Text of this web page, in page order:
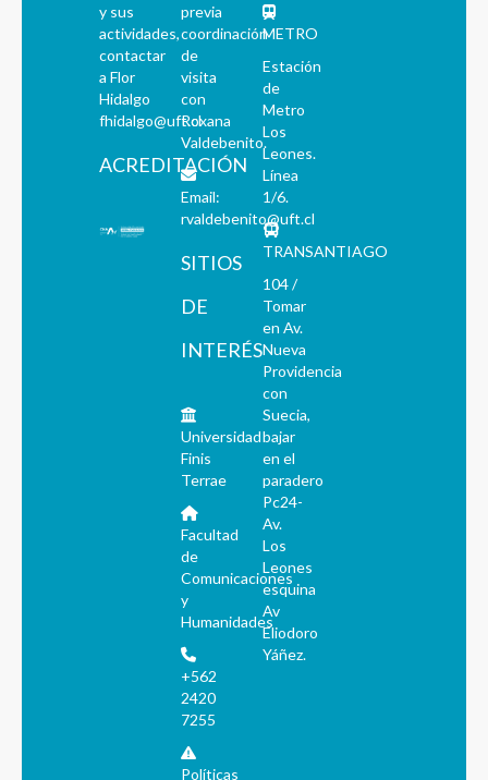
y sus
actividades,
contactar
a Flor
Hidalgo
fhidalgo@uft.cl
ACREDITACIÓN
previa
coordinación
de
visita
con
Roxana
Valdebenito.
Email:
rvaldebenito@uft.cl
SITIOS
DE
INTERÉS
Universidad
Finis
Terrae
Facultad
de
Comunicaciones
y
Humanidades
+562
2420
7255
Políticas
METRO
Estación
de
Metro
Los
Leones.
Línea
1/6.
TRANSANTIAGO
104 /
Tomar
en Av.
Nueva
Providencia
con
Suecia,
bajar
en el
paradero
Pc24-
Av.
Los
Leones
esquina
Av
Eliodoro
Yáñez.